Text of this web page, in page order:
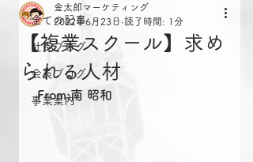
全ての記事
社長ブログ
会長ブログ
事業案内
【複業スクール】求め
られる人材
金太郎マーケティング
2022年6月23日 読了時間: 1分
From:南 昭和